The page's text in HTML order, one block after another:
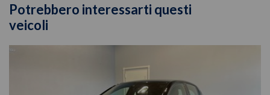
Potrebbero interessarti questi
veicoli